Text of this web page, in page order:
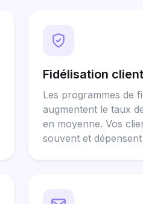
Fidélisation
Les programmes de
augmentent le taux
en moyenne. Vos
souvent et